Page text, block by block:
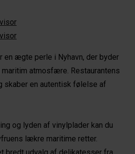
en ægte perle i Nyhavn, der byder
maritim atmosfære. Restaurantens
skaber en autentisk følelse af
og lyden af vinylplader kan du
lækre maritime retter.
bredt udvalg af delikatesser fra